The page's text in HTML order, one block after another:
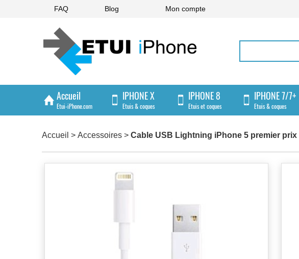
FAQ Blog Mon compte
Accueil
Etui-iPhone.com
IPHONE X
Etuis & coques
IPHONE 8
Etuis et coques
IPHONE 7/7+
Etuis & coques
Etuis et coques
Accueil > Accessoires > Cable USB Lightning iPhone 5 premier prix